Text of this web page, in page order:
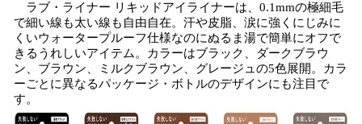
ラブ・ライナー リキッドアイライナーは、0.1mmの極細毛
で細い線も太い線も自由自在。汗や皮脂、涙に強くにじみに
くいウォータープルーフ仕様なのにぬるま湯で簡単にオフで
きるうれしいアイテム。カラーはブラック、ダークブラウ
ン、ブラウン、ミルクブラウン、グレージュの5色展開。カラ
ーごとに異なるパッケージ・ボトルのデザインにも注目で
す。